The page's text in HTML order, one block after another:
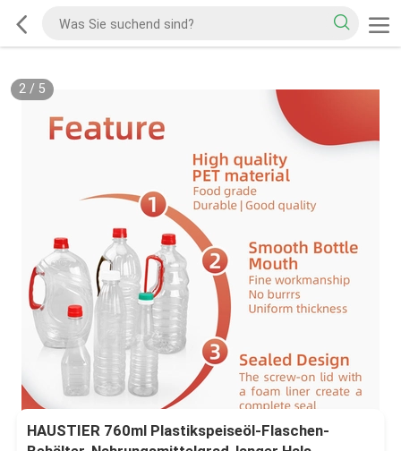
2/ 5
HAUSTIER 760ml Plastikspeiseöl-Flaschen-